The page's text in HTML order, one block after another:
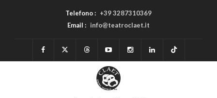
Telefono : +39 3287310369
Email : info@teatroclaet.it